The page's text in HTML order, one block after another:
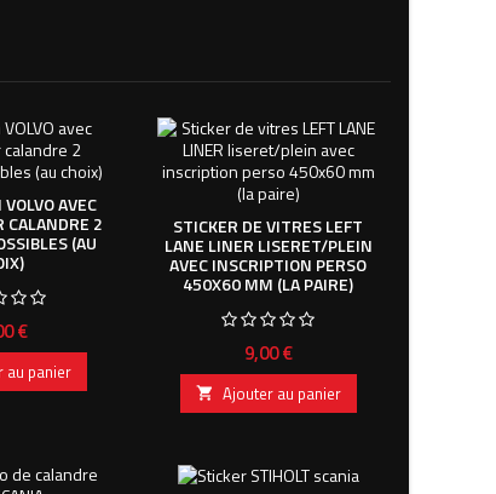
AVEC
CALANDRE 2
(AU
€
au panier
STICKER DE VITRES LEFT
LANE LINER LISERET/PLEIN
AVEC INSCRIPTION PERSO
450X60 MM (LA PAIRE)
Prix
9,00 €
 Ajouter au panier